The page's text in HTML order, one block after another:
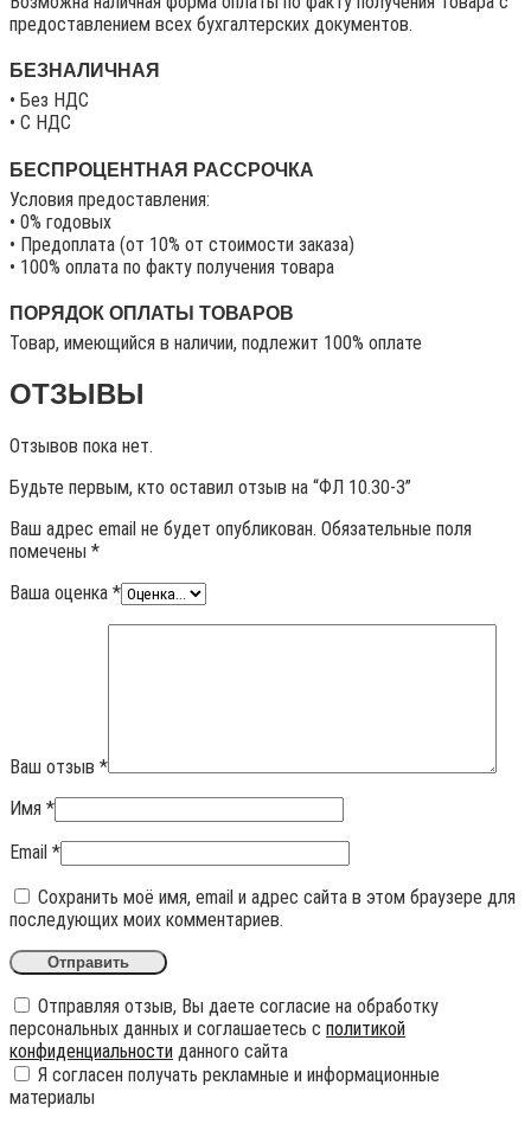
предоставлением всех бухгалтерских документов.
БЕЗНАЛИЧНАЯ
• Без НДС
• C НДС
БЕСПРОЦЕНТНАЯ РАССРОЧКА
Условия предоставления:
• 0% годовых
• Предоплата (от 10% от стоимости заказа)
• 100% оплата по факту получения товара
ПОРЯДОК ОПЛАТЫ ТОВАРОВ
Товар, имеющийся в наличии, подлежит 100% оплате
ОТЗЫВЫ
Отзывов пока нет.
Будьте первым, кто оставил отзыв на “ФЛ 10.30-3”
Ваш адрес email не будет опубликован. Обязательные поля
помечены *
Ваша оценка *
Ваш отзыв *
Имя *
Email *
Сохранить моё имя, email и адрес сайта в этом браузере для
последующих моих комментариев.
Отправляя отзыв, Вы даете согласие на обработку
персональных данных и соглашаетесь с политикой
конфиденциальности данного сайта
Я согласен получать рекламные и информационные
материалы